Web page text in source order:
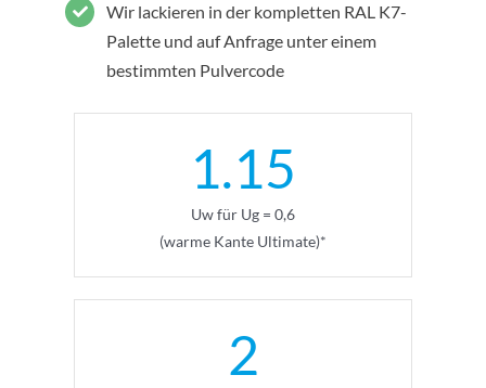
Wir lackieren in der kompletten RAL K7-
Palette und auf Anfrage unter einem
bestimmten Pulvercode
1.15
Uw für Ug = 0,6
(warme Kante Ultimate)*
2